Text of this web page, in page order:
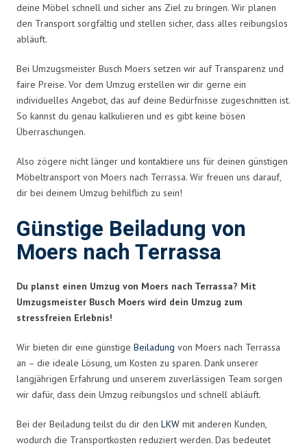
deine Möbel schnell und sicher ans Ziel zu bringen. Wir planen
den Transport sorgfältig und stellen sicher, dass alles reibungslos
abläuft.
Bei Umzugsmeister Busch Moers setzen wir auf Transparenz und
faire Preise. Vor dem Umzug erstellen wir dir gerne ein
individuelles Angebot, das auf deine Bedürfnisse zugeschnitten ist.
So kannst du genau kalkulieren und es gibt keine bösen
Überraschungen.
Also zögere nicht länger und kontaktiere uns für deinen günstigen
Möbeltransport von Moers nach Terrassa. Wir freuen uns darauf,
dir bei deinem Umzug behilflich zu sein!
Günstige Beiladung von
Moers nach Terrassa
Du planst einen Umzug von Moers nach Terrassa? Mit
Umzugsmeister Busch Moers wird dein Umzug zum
stressfreien Erlebnis!
Wir bieten dir eine günstige Beiladung von Moers nach Terrassa
an – die ideale Lösung, um Kosten zu sparen. Dank unserer
langjährigen Erfahrung und unserem zuverlässigen Team sorgen
wir dafür, dass dein Umzug reibungslos und schnell abläuft.
Bei der Beiladung teilst du dir den LKW mit anderen Kunden,
wodurch die Transportkosten reduziert werden. Das bedeutet